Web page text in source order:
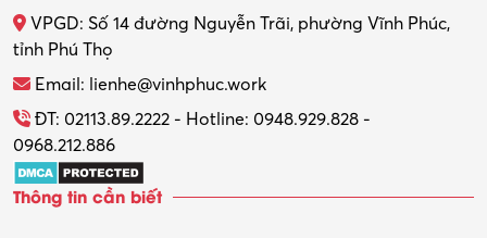
Thực tập
Tổ chức sự kiện – Quà tặng
Trợ lý
Tư vấn
VPGD: Số 14 đường Nguyễn Trãi, phường Vĩnh Phúc,
tỉnh Phú Thọ
Email: lienhe@vinhphuc.work
ĐT: 02113.89.2222 - Hotline: 0948.929.828 -
0968.212.886
Thông tin cần biết